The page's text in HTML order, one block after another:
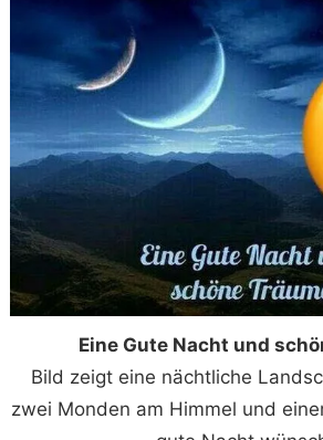
Eine Gute Nacht und
Bild zeigt eine nächtliche
zwei Monden am Himmel und